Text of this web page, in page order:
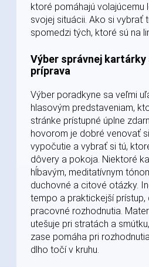
ktoré pomáhajú volajúcemu
svojej situácii. Ako si vybrať
spomedzi tých, ktoré sú na
Výber správnej
príprava
Výber poradkyne sa veľmi
hlasovým predstaveniam,
stránke prístupné úplne
hovorom je dobré venovať
vypočutie a vybrať si tú,
dôvery a pokoja. Niektoré
hĺbavým, meditatívnym
duchovné a citové otázky.
tempo a praktickejší prístup,
pracovné rozhodnutia.
utešuje pri stratách a
zase pomáha pri
dlho točí v kruhu.